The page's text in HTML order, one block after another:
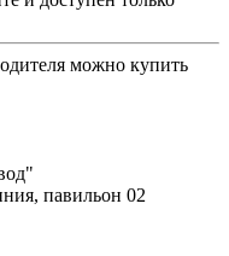
можно купить
павильон 02